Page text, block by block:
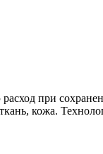
при
кожа.